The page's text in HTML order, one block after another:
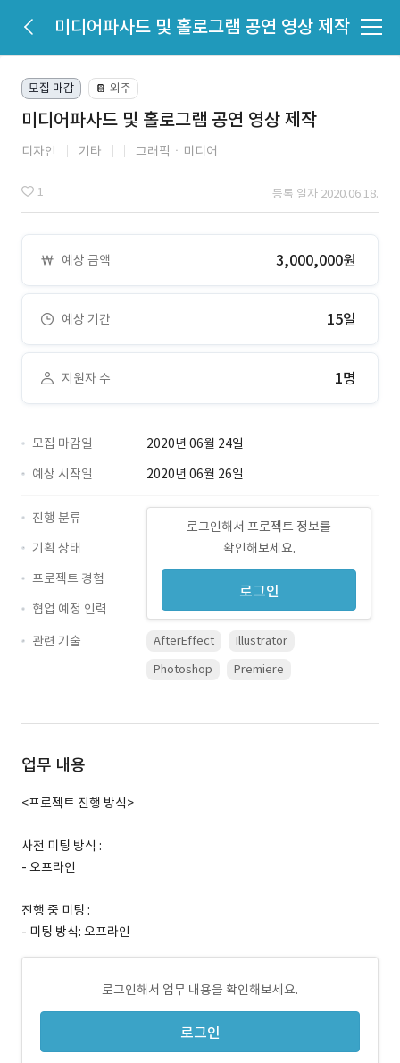
미디어파사드 및 홀로그램 공연 영상 제작
모집 마감 📔 외주
미디어파사드 및 홀로그램 공연 영상 제작
디자인 기타 그래픽ㆍ미디어
1 등록 일자 2020.06.18.
예상 금액 3,000,000원
예상 기간 15일
지원자 수 1명
모집 마감일
2020년 06월 24일
예상 시작일
2020년 06월 26일
로그인해서 프로젝트 정보를
확인해보세요.
로그인
진행 분류
기획 상태
프로젝트 경험
협업 예정 인력
관련 기술
AfterEffect
Illustrator
Photoshop
Premiere
업무 내용
<프로젝트 진행 방식>
사전 미팅 방식 :
- 오프라인
진행 중 미팅 :
- 미팅 방식: 오프라인
로그인해서 업무 내용을 확인해보세요.
로그인